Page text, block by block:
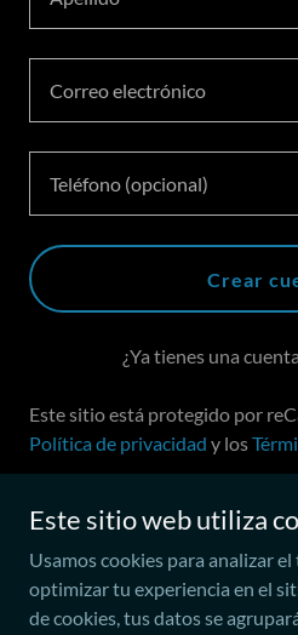
Crear
¿Ya tienes una
Este sitio está protegido por
Política de privacidad y los
Este sitio web utiliza
Usamos cookies para analizar
optimizar tu experiencia en el
de cookies, tus datos se